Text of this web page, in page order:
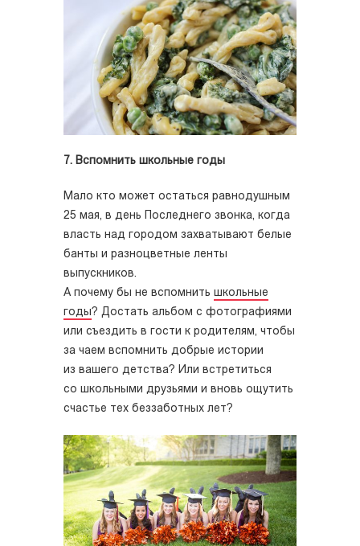
7. Вспомнить школьные годы
Мало кто может остаться равнодушным
25 мая, в день Последнего звонка, когда
власть над городом захватывают белые
банты и разноцветные ленты
выпускников.
А почему бы не вспомнить школьные
годы? Достать альбом с фотографиями
или съездить в гости к родителям, чтобы
за чаем вспомнить добрые истории
из вашего детства? Или встретиться
со школьными друзьями и вновь ощутить
счастье тех беззаботных лет?